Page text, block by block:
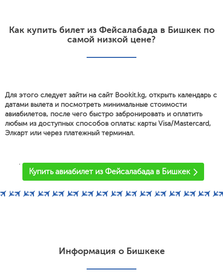
Как купить билет из Фейсалабада в Бишкек по
самой низкой цене?
Для этого следует зайти на сайт Bookit.kg, открыть календарь с
датами вылета и посмотреть минимальные стоимости
авиабилетов, после чего быстро забронировать и оплатить
любым из доступных способов оплаты: карты Visa/Mastercard,
Элкарт или через платежный терминал.
'
Купить авиабилет из Фейсалабада в Бишкек
Информация о Бишкеке